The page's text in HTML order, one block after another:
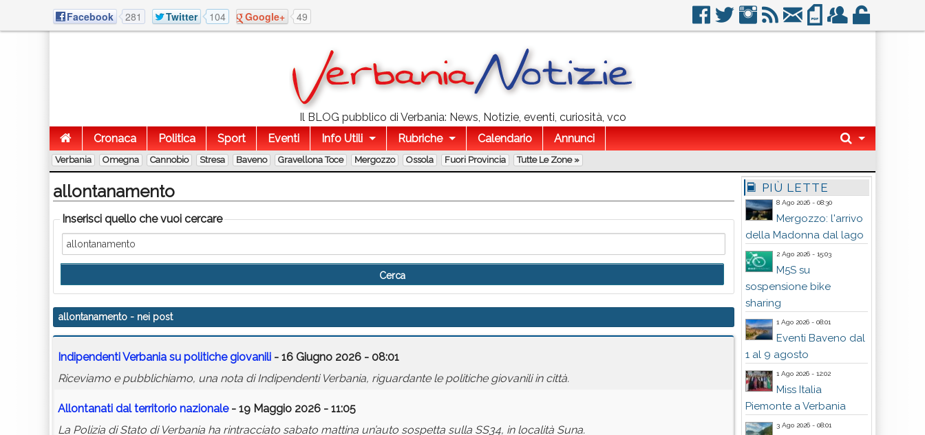
Facebook 281 Twitter 104 Google+ 49
Il BLOG pubblico di Verbania: News, Notizie, eventi, curiosità, vco
Cronaca
Politica Sport Eventi Info Utili Rubriche Calendario Annunci
Verbania Omegna Cannobio Stresa Baveno Gravellona Toce Mergozzo Ossola Fuori Provincia Tutte Le Zone »
allontanamento
Inserisci quello che vuoi cercare
allontanamento - nei post
Indipendenti Verbania su politiche giovanili - 16 Giugno 2026 - 08:01
Riceviamo e pubblichiamo, una nota di Indipendenti Verbania, riguardante le politiche giovanili in città.
Allontanati dal territorio nazionale- 19 Maggio 2026 - 11:05
La Polizia di Stato di Verbania ha rintracciato sabato mattina un’auto sospetta sulla SS34, in località Suna.
PIÙ LETTE
8 Ago 2026 - 08:30
Mergozzo: l'arrivo
della Madonna dal lago
2 Ago 2026 - 15:03
M5S su
sospensione bike
sharing
1 Ago 2026 - 08:01
Eventi Baveno dal
1 al 9 agosto
1 Ago 2026 - 12:02
Miss Italia
Piemonte a Verbania
3 Ago 2026 - 08:01